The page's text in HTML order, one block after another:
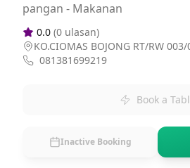
pangan - Makanan
0.0 (0 ulasan)
KO.CIOMAS BOJONG RT/RW
081381699219
Book a
Inactive Booking